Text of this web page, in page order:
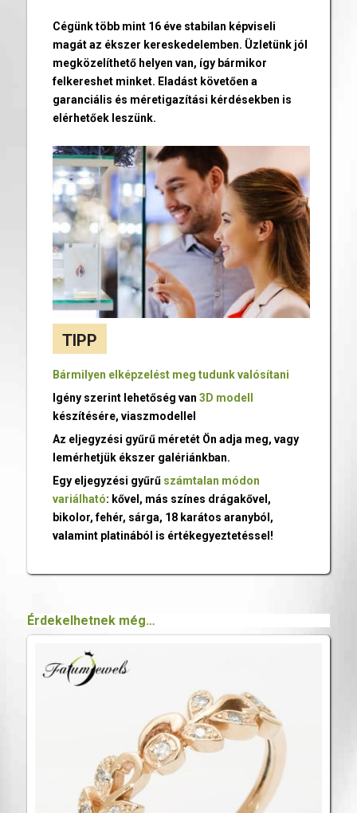
Cégünk több mint 16 éve stabilan képviseli
magát az ékszer kereskedelemben. Üzletünk jól
megközelíthető helyen van, így bármikor
felkereshet minket. Eladást követően a
garanciális és méretigazítási kérdésekben is
elérhetőek leszünk.
TIPP
Bármilyen elképzelést meg tudunk valósítani
Igény szerint lehetőség van 3D modell
készítésére, viaszmodellel
Az eljegyzési gyűrű méretét Ön adja meg, vagy
lemérhetjük ékszer galériánkban.
Egy eljegyzési gyűrű számtalan módon
variálható: kővel, más színes drágakővel,
bikolor, fehér, sárga, 18 karátos aranyból,
valamint platinából is értékegyeztetéssel!
Érdekelhetnek még…